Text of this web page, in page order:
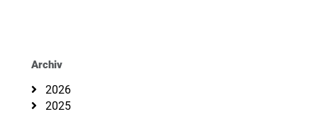
Archiv
2026
2025